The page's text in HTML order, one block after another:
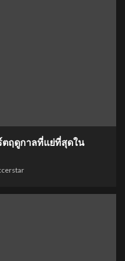
ตฤดูกาลที่แย่ที่สุดใน